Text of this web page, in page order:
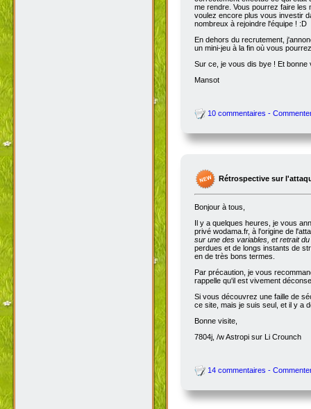
me rendre. Vous pourrez faire les
voulez encore plus vous investir
nombreux à rejoindre l'équipe ! :D
En dehors du recrutement,
un mini-jeu à la fin où vous
Sur ce, je vous dis bye ! Et bonne
Mansot
10 commentaires -
Rétrospective sur
Bonjour à tous,
Il y a quelques heures, je vous
privé wodama.fr, à l'origine de
sur une des variables, et retrait
perdues et de longs instants de
en de très bons termes.
Par précaution, je vous
rappelle qu'il est vivement
Si vous découvrez une faille de
ce site, mais je suis seul, et il y a
Bonne visite,
7804j, /w Astropi sur Li Crounch
14 commentaires -